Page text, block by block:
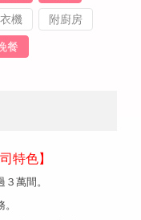
機
附廚房
餐
特色】
萬間。